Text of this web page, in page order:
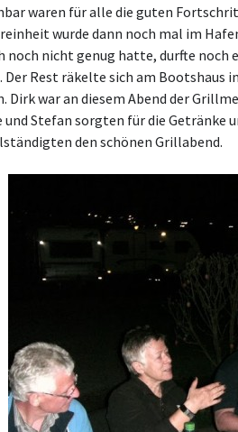
waren für alle die guten
wurde dann noch mal im
noch nicht genug hatte, durfte noch
Der Rest räkelte sich am Bootshaus
Dirk war an diesem Abend der
und Stefan sorgten für die Getränke
den schönen Grillabend.